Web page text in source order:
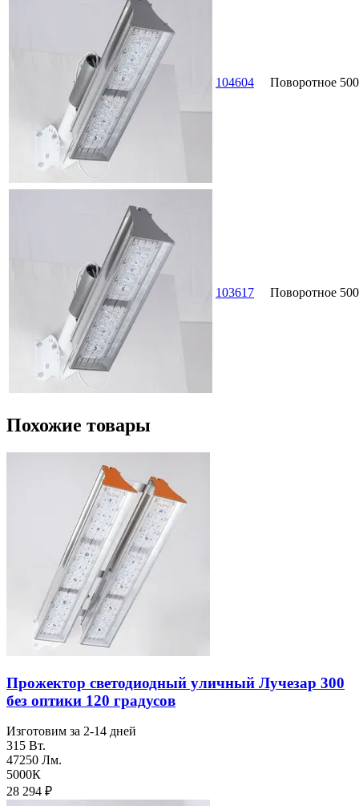
104604 Поворотное
103617 Поворотное
Похожие товары
Прожектор светодиодный уличный Лучезар 300
без оптики 120 градусов
Изготовим за 2-14 дней
315 Вт.
47250 Лм.
5000К
28 294 ₽